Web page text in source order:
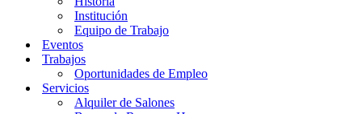
Institución
Equipo de Trabajo
Eventos
Trabajos
Oportunidades de Empleo
Servicios
Alquiler de Salones